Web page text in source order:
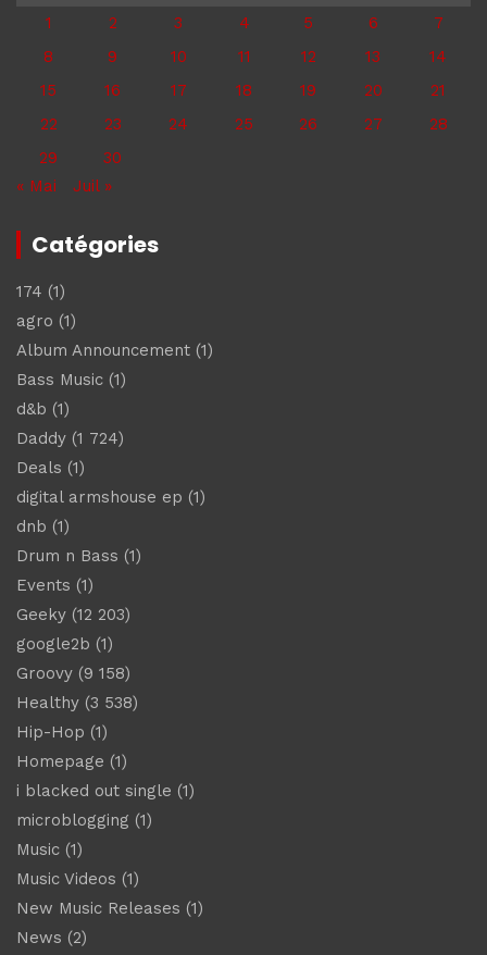
1
2 3 4 5 6
7
8
9 10 11 12 13
14
15
16 17 18 19 20
21
22
23 24 25 26 27
28
29
30
« Mai
Juil »
Catégories
174 (1)
agro (1)
Album Announcement (1)
Bass Music (1)
d&b (1)
Daddy (1 724)
Deals (1)
digital armshouse ep (1)
dnb (1)
Drum n Bass (1)
Events (1)
Geeky (12 203)
google2b (1)
Groovy (9 158)
Healthy (3 538)
Hip-Hop (1)
Homepage (1)
i blacked out single (1)
microblogging (1)
Music (1)
Music Videos (1)
New Music Releases (1)
News (2)